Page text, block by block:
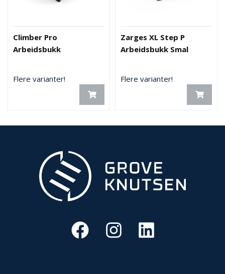
Climber Pro
Arbeidsbukk
Flere varianter!
Zarges XL Step P
Arbeidsbukk Smal
Flere varianter!